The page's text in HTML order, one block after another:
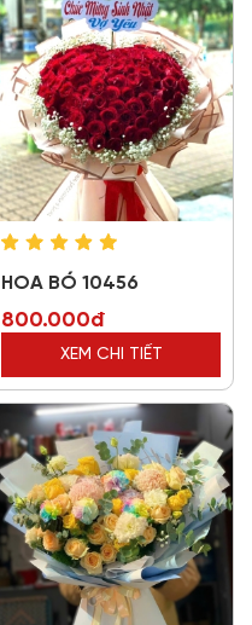
HOA BÓ 10456
800.000đ
XEM CHI TIẾT